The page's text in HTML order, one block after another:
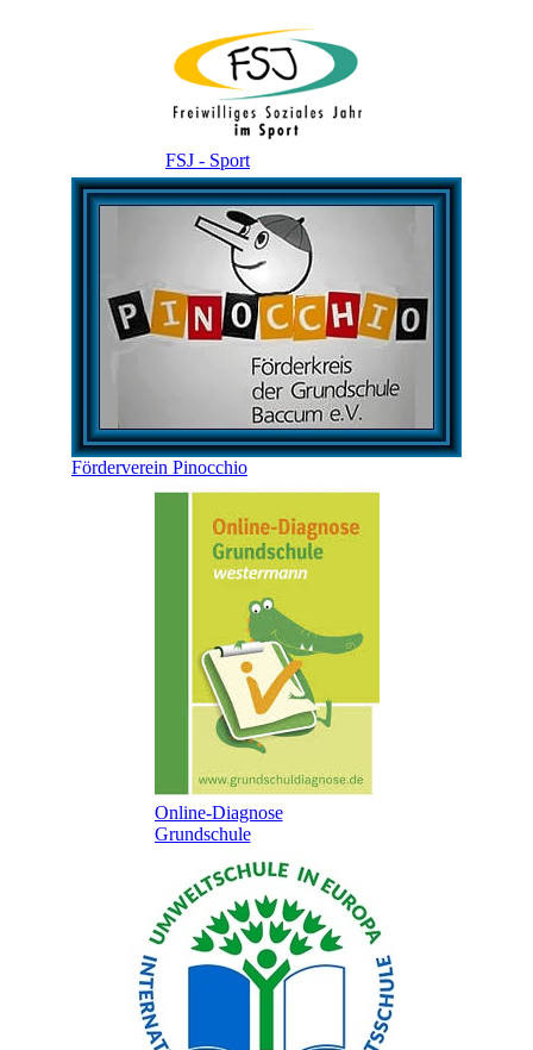
FSJ - Sport
Förderverein Pinocchio
Online-Diagnose
Grundschule